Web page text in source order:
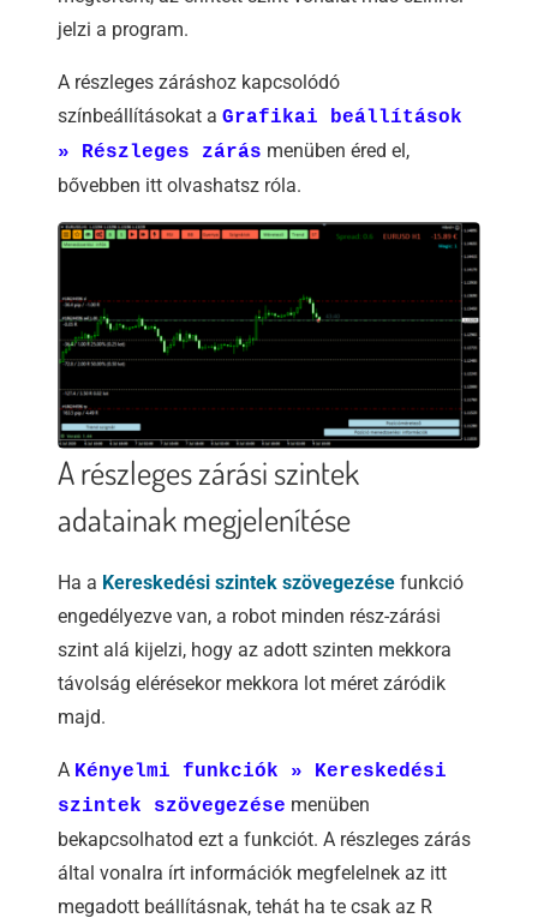
jelzi a program.
A részleges záráshoz kapcsolódó
színbeállításokat a Grafikai beállítások
» Részleges zárás menüben éred el,
bővebben itt olvashatsz róla.
A részleges zárási szintek
adatainak megjelenítése
Ha a Kereskedési szintek szövegezése funkció
engedélyezve van, a robot minden rész-zárási
szint alá kijelzi, hogy az adott szinten mekkora
távolság elérésekor mekkora lot méret záródik
majd.
A Kényelmi funkciók » Kereskedési
szintek szövegezése menüben
bekapcsolhatod ezt a funkciót. A részleges zárás
által vonalra írt információk megfelelnek az itt
megadott beállításnak, tehát ha te csak az R